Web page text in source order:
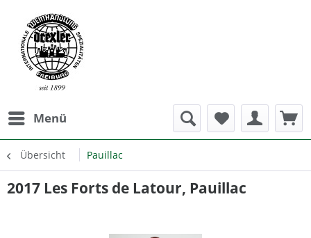
Menü
Übersicht Pauillac
2017 Les Forts de Latour, Pauillac